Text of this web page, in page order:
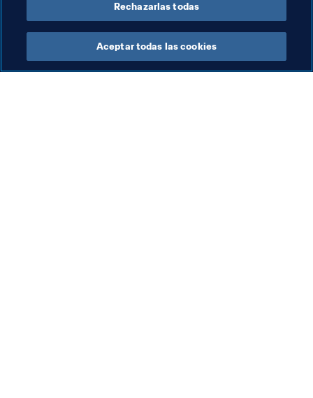
Rechazarlas todas
Aceptar todas las cookies